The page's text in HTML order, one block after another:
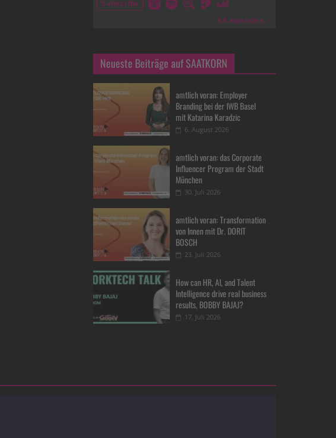
Neueste Beiträge auf SAATKORN
amtlich voran: Employer
Branding bei der IWB Basel
mit Katarina Karadzic
6. August 2026
amtlich voran: das Corporate
Influencer Program der Stadt
München
30. Juli 2026
amtlich voran: Transformation
von Innen mit Dr. DORIT
BOSCH
23. Juli 2026
How can HR, AI, and Talent
Intelligence drive real business
results, BOBBY BAJAJ?
17. Juli 2026